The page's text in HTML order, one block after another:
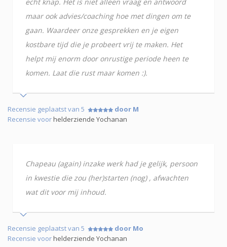
maar ook advies/coaching hoe met dingen om te
gaan. Waardeer onze gesprekken en je eigen
kostbare tijd die je probeert vrij te maken. Het
helpt mij enorm door onrustige periode heen te
komen. Laat die rust maar komen :).
Recensie geplaatst van 5
door M
Recensie voorhelderziende Yochanan
Chapeau (again) inzake werk had je gelijk, persoon
in kwestie die zou (her)starten (nog) , afwachten
wat dit voor mij inhoud.
Recensie geplaatst van 5
door Mo
Recensie voorhelderziende Yochanan